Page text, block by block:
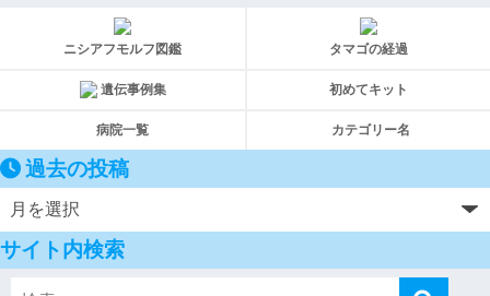
ニシアフモルフ図鑑 タマゴの経過
遺伝事例集 初めてキット
病院一覧 カテゴリー名
過去の投稿
サイト内検索